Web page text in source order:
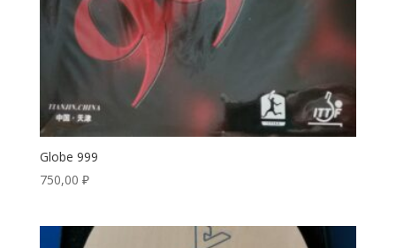
Globe 999
750,00 ₽